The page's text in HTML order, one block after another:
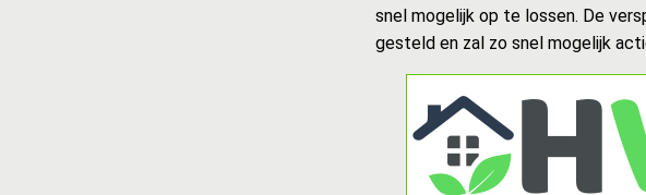
snel mogelijk op te lossen. De
gesteld en zal zo snel mogelijk